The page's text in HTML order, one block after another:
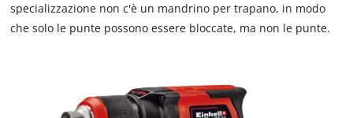
specializzazione non c'è un mandrino per trapano, in modo
che solo le punte possono essere bloccate, ma non le punte.